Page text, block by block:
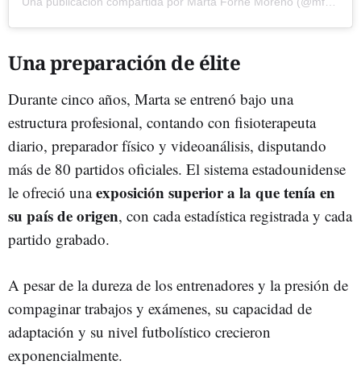
Una preparación de élite
Durante cinco años, Marta se entrenó bajo una
estructura profesional, contando con fisioterapeuta
diario, preparador físico y videoanálisis, disputando
más de 80 partidos oficiales. El sistema estadounidense
le ofreció unaexposición superior a la que tenía en
su país de origen, con cada estadística registrada y cada
partido grabado.
A pesar de la dureza de los entrenadores y la presión de
compaginar trabajos y exámenes, su capacidad de
adaptación y su nivel futbolístico crecieron
exponencialmente.